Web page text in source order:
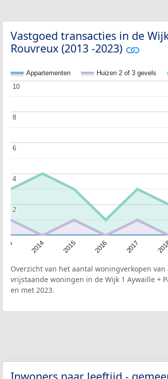
Vastgoed transacties in de
Rouvreux (2013 -2023)
Appartementen Huizen 2 of 3 gevels
2014 2015 2016 2017
2
2
4
4
6
6
8
8
10
10
Overzicht van het aantal woningverkopen
vrijstaande woningen in de Wijk 1 Aywaille +
en met 2023.
Inwoners naar leeftijd -